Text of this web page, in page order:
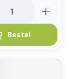
Bestel